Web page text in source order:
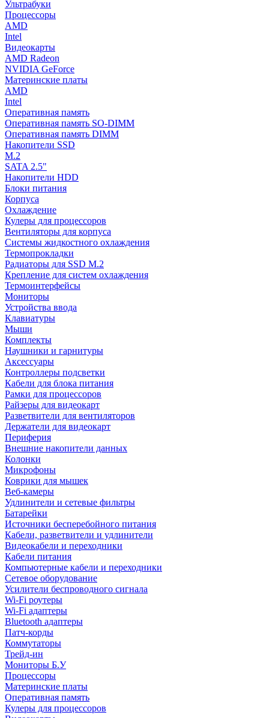
Ультрабуки
Процессоры
AMD
Intel
Видеокарты
AMD Radeon
NVIDIA GeForce
Материнские платы
AMD
Intel
Оперативная память
Оперативная память SO-DIMM
Оперативная память DIMM
Накопители SSD
M.2
SATA 2.5"
Накопители HDD
Блоки питания
Корпуса
Охлаждение
Кулеры для процессоров
Вентиляторы для корпуса
Системы жидкостного охлаждения
Термопрокладки
Радиаторы для SSD M.2
Крепление для систем охлаждения
Термоинтерфейсы
Мониторы
Устройства ввода
Клавиатуры
Мыши
Комплекты
Наушники и гарнитуры
Аксессуары
Контроллеры подсветки
Кабели для блока питания
Рамки для процессоров
Райзеры для видеокарт
Разветвители для вентиляторов
Держатели для видеокарт
Периферия
Внешние накопители данных
Колонки
Микрофоны
Коврики для мышек
Веб-камеры
Удлинители и сетевые фильтры
Батарейки
Источники бесперебойного питания
Кабели, разветвители и удлинители
Видеокабели и переходники
Кабели питания
Компьютерные кабели и переходники
Сетевое оборудование
Усилители беспроводного сигнала
Wi-Fi роутеры
Wi-Fi адаптеры
Bluetooth адаптеры
Патч-корды
Коммутаторы
Трейд-ин
Мониторы Б.У
Процессоры
Материнские платы
Оперативная память
Кулеры для процессоров